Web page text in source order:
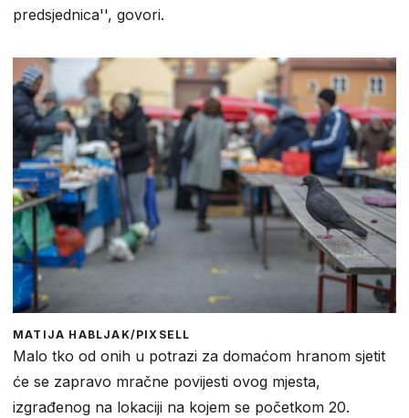
predsjednica'', govori.
MATIJA HABLJAK/PIXSELL
Malo tko od onih u potrazi za domaćom hranom sjetit
će se zapravo mračne povijesti ovog mjesta,
izgrađenog na lokaciji na kojem se početkom 20.